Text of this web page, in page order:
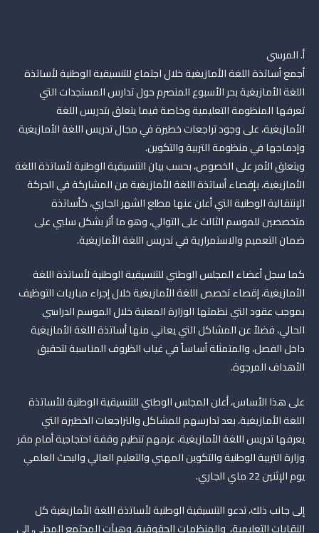
أ. المرسي
أجمع أساتذة اللغة الأمازيغية خلال اجتماع للتنسيقية الوطنية لأساتذة
اللغة الأمازيغية بحر الأسبوع المنصرم حول تدارس المستجدات التي
تعرفها المنظومة التعليمية وخاصة فيما يتعلق بتدريس اللغة
الأمازيغية، على وجود تراجعات خطيرة في مجال تدريس اللغة الأمازيغية
وإدماجها في منظومة التربية والتكوين.
ويتعلق الأمر على الخصوص، بحسب بيان التنسيقية الوطنية ﻷساتذة اللغة
الأمازيغية، بإقصاء أساتذة اللغة الأمازيغية من المشاركة في الحركة
الإنتقالية الوطنية التي أعلن عنها مطلع الشهر الجاري، كأساتذة
متخصصين للموسم الثالث على التوالي، وهو ما أثر بشكل سلبي على
ضمان التعميم والاستمرارية في تدريس اللغة الأمازيغية.
كما سجل أعضاء المجلس الوطني للتنسيقية الوطنية لأساتذة اللغة
الأمازيغية، إقصاء تخصص اللغة الأمازيغية خلال إجراء مباريات التوظيف
بموجب عقود التي نظمتها الوزارة المعنية خلال الموسم الدراسي
الحالي، فضلاً عن المشاكل التي يعاني منها أساتذة اللغة الأمازيغية
داخل الفصل، والمتمثلة أساساً في غياب الظروف المناسبة لتحقيق
الأهداف المرجوة.
على هذا الأساس، أعلن المجلس الوطني للتنسيقية الوطنية للأساتذة
اللغة الأمازيغية، بعد تدارسهم للمشاكل والتراجعات الخطيرة التي
يعرفها تدريس اللغة الأمازيغية، عزمهم تنظيم وقفة احتجاجية أمام مقر
وزارة التربية الوطنية والتكوين المهني والتعليم العالي والبحث العلمي
يوم الإثنين 22 ماي الجاري.
إلى جانب ذلك، تدعو التنسيقية الوطنية ﻷساتذة اللغة الأمازيغية كل
النقابات التعليمية، والمنظمات الحقوقية، وهيآت المجتمع المدني، إلى